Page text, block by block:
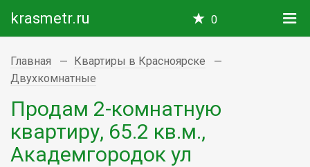
krasmetr.ru 0
Главная
Квартиры в Красноярске
Двухкомнатные
Продам 2-комнатную
квартиру, 65.2 кв.м.,
Академгородок ул